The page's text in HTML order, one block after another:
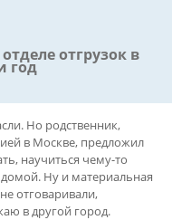
отгрузок в
год
Но родственник,
в Москве, предложил
научиться чему-то
Ну и материальная
отговаривали,
в другой город.